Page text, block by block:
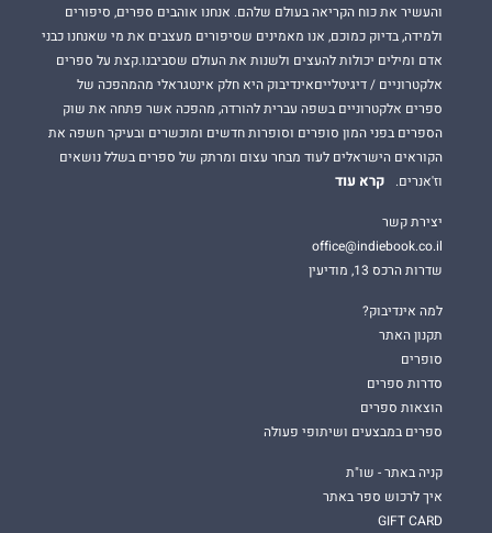
והעשיר את כוח הקריאה בעולם שלהם. אנחנו אוהבים ספרים, סיפורים
ולמידה, בדיוק כמוכם, אנו מאמינים שסיפורים מעצבים את מי שאנחנו כבני
אדם ומילים יכולות להעצים ולשנות את העולם שסביבנו.קצת על ספרים
אלקטרוניים / דיגיטלייםאינדיבוק היא חלק אינטגראלי מהמהפכה של
ספרים אלקטרוניים בשפה עברית להורדה, מהפכה אשר פתחה את שוק
הספרים בפני המון סופרים וסופרות חדשים ומוכשרים ובעיקר חשפה את
הקוראים הישראלים לעוד מבחר עצום ומרתק של ספרים בשלל נושאים
וז'אנרים.
קרא עוד
יצירת קשר
office@indiebook.co.il
שדרות הרכס 13, מודיעין
למה אינדיבוק?
תקנון האתר
סופרים
סדרות ספרים
הוצאות ספרים
ספרים במבצעים ושיתופי פעולה
קניה באתר - שו"ת
איך לרכוש ספר באתר
GIFT CARD